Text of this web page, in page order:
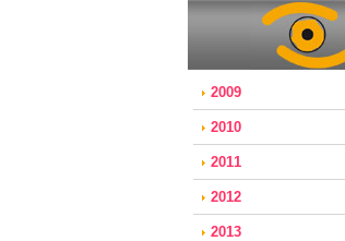
2009
2010
2011
2012
2013